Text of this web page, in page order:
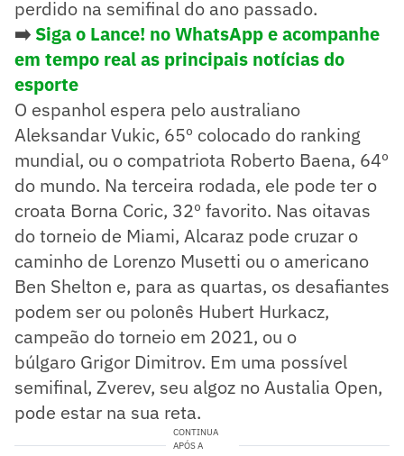
perdido na semifinal do ano passado.
➡️ Siga o Lance! no WhatsApp e acompanhe
em tempo real as principais notícias do
esporte
O espanhol espera pelo australiano
Aleksandar Vukic, 65º colocado do ranking
mundial, ou o compatriota Roberto Baena, 64º
do mundo. Na terceira rodada, ele pode ter o
croata Borna Coric, 32º favorito. Nas oitavas
do torneio de Miami, Alcaraz pode cruzar o
caminho de Lorenzo Musetti ou o americano
Ben Shelton e, para as quartas, os desafiantes
podem ser ou polonês Hubert Hurkacz,
campeão do torneio em 2021, ou o
búlgaro Grigor Dimitrov. Em uma possível
semifinal, Zverev, seu algoz no Austalia Open,
pode estar na sua reta.
CONTINUA
APÓS A